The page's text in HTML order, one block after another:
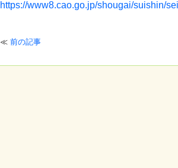
https://www8.cao.go.jp/shougai/suishin/
≪ 前の記事